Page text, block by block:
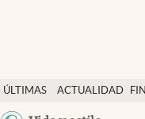
ÚLTIMAS
NOTICIAS
ACTUALIDAD
Actualidad